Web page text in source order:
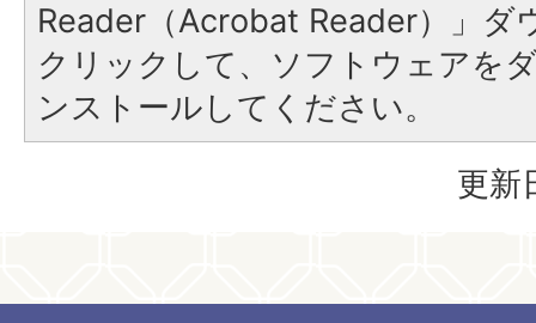
Reader（Acrobat Reader）」ダ
クリックして、ソフトウェアを
ンストールしてください。
更新